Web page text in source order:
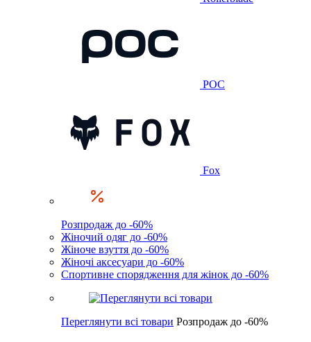
POC
Fox
Розпродаж до -60%
Жіночий одяг до -60%
Жіноче взуття до -60%
Жіночі аксесуари до -60%
Спортивне спорядження для жінок до -60%
Переглянути всі товари Розпродаж до -60%